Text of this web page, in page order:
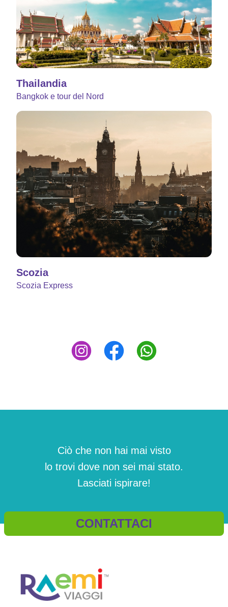
Thailandia
Bangkok e tour del Nord
Scozia
Scozia Express
Ciò che non hai mai visto
lo trovi dove non sei mai stato.
Lasciati ispirare!
CONTATTACI